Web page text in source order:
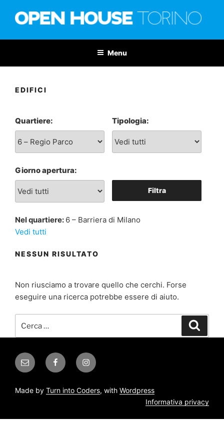
Menu
EDIFICI
Quartiere: Tipologia:
Giorno apertura:
Filtra
Nel quartiere: 6 – Barriera di Milano
Vedi tutti
NESSUN RISULTATO
Non riusciamo a trovare quello che cerchi. Forse
eseguire una ricerca potrebbe essere di aiuto.
Email FacebookInstagram
Made by Turn into Coders, with Wordpress
Informativa privacy